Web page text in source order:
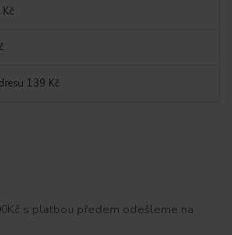
139 Kč
s platbou předem odešleme na